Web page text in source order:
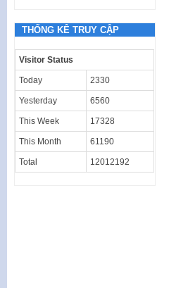
THỐNG KÊ TRUY CẬP
Visitor Status
Today 2330
Yesterday 6560
This Week 17328
This Month 61190
Total 12012192